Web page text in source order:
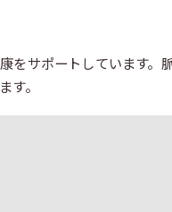
をサポートしています。
す。